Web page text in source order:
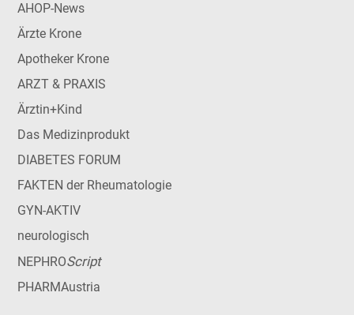
AHOP-News
Ärzte Krone
Apotheker Krone
ARZT & PRAXIS
Ärztin+Kind
Das Medizinprodukt
DIABETES FORUM
FAKTEN der Rheumatologie
GYN-AKTIV
neurologisch
NEPHROScript
PHARMAustria